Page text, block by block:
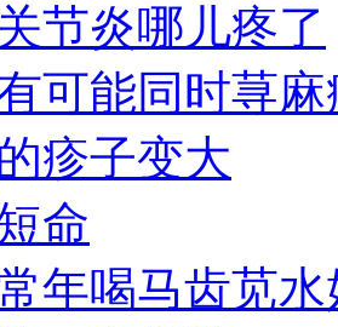
节炎哪儿疼了
可能同时荨麻
疹子变大
命
年喝马齿苋水